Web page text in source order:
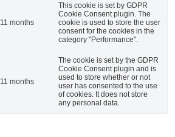
11 months
This cookie is set by GDPR
Cookie Consent plugin. The
cookie is used to store the user
consent for the cookies in the
category "Performance".
11 months
The cookie is set by the GDPR
Cookie Consent plugin and is
used to store whether or not
user has consented to the use
of cookies. It does not store
any personal data.